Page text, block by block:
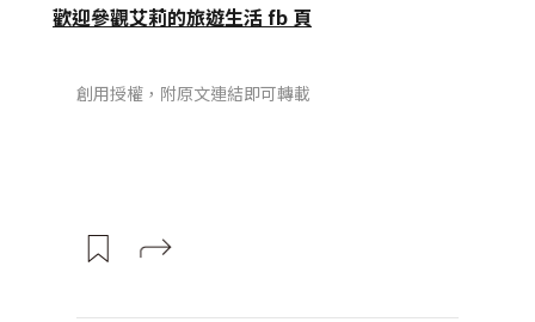
歡迎參觀艾莉的旅遊生活 fb 頁
創用授權，附原文連結即可轉載